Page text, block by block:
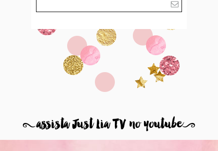
8assista Just Lia TV no youtube9